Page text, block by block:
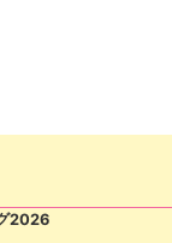
2026